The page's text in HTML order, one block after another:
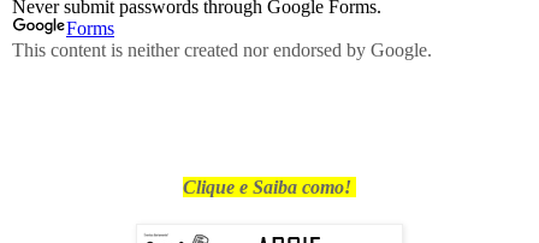
Clique e Saiba como!